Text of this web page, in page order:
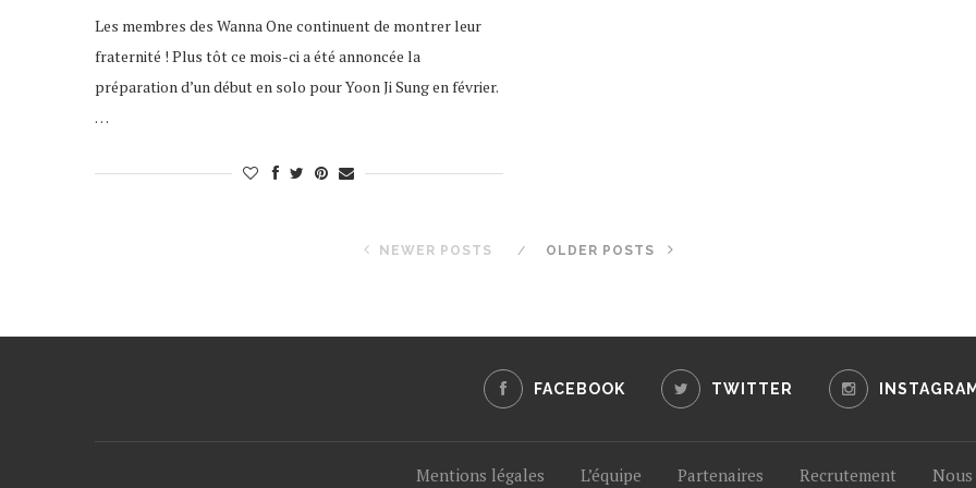
Les membres des Wanna One continuent de montrer leur
fraternité ! Plus tôt ce mois-ci a été annoncée la
préparation d’un début en solo pour Yoon Ji Sung en février.
…
NEWER POSTS OLDER POSTS
FACEBOOK TWITTER INSTAGRAM
Mentions légales L’équipe Partenaires Recrutement